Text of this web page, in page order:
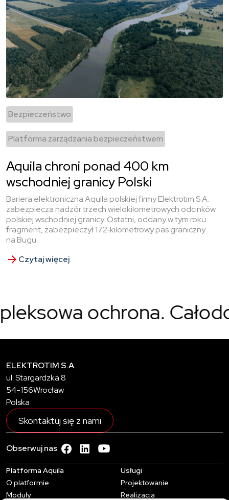
Bezpieczeństwo
Platforma zarządzania bezpieczeństwem
Aquila chroni ponad 400 km
wschodniej granicy Polski
Bariera elektroniczna Aquila polskiej firmy Elektrotim S.A.
zabezpiecza nadzór trzech wielokilometrowych odcinków
polskiej wschodniej granicy. Ostatni, oddany w tym roku
fragment, zabezpieczył 172‑kilometrowy pas graniczny
na Bugu.
Czytaj więcej
ochrona.
ELEKTROTIM S.A.
ul. Stargardzka 8
54-156Wrocław
Polska
Skontaktuj się z nami
Obserwuj nas facebook - zobacz więcej
linkedin - zobacz więcej
Platforma Aquila
O platformie
Moduły
Usługi
Projektowanie
Realizacja